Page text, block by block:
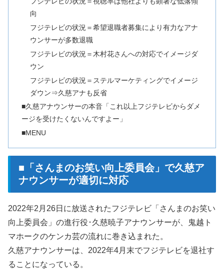
向
フジテレビの状況＝希望退職者募集により有力なアナ
ウンサーが多数退職
フジテレビの状況＝木村花さんへの対応でイメージダ
ウン
フジテレビの状況＝ステルマーケティングでイメージ
ダウン⇒久慈アナも反省
■久慈アナウンサーの本音「これ以上フジテレビからダメ
ージを受けたくないんですよー」
■MENU
■「さんまのお笑い向上委員会」で久慈ア
ナウンサーが適切に対応
2022年2月26日に放送されたフジテレビ「さんまのお笑い
向上委員会」の進行役･久慈暁子アナウンサーが、鬼越ト
マホークのケンカ芸の流れに巻き込まれた。
久慈アナウンサーは、2022年4月末でフジテレビを退社す
ることになっている。